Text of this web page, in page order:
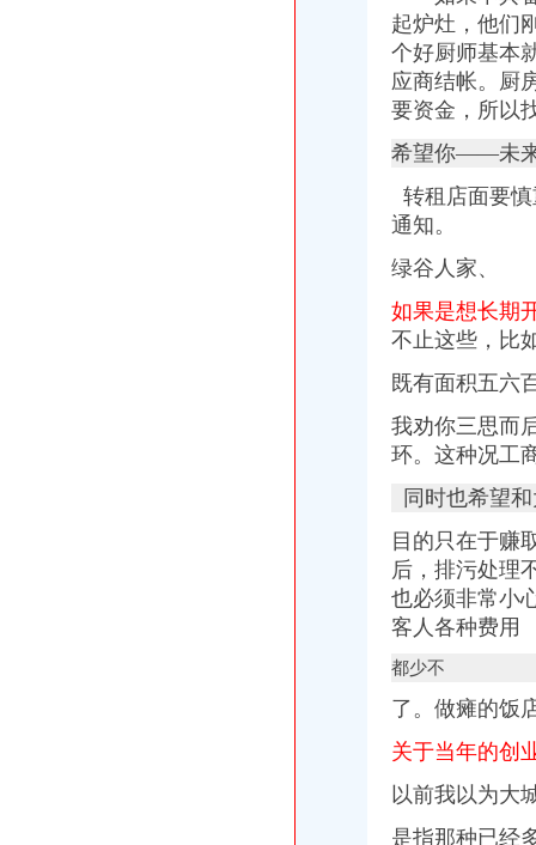
【上海奉城税务登记|税务登记证办理|代理税务登记】-上海赶集网
【58同城】重庆九龙坡巴国城工商注册_公司注册代理_代办注册公司价
【宁波轻坊城税务登记|税务登记证办理|代理税务登记】-宁波赶集网
如何办理税务登记证和营业执照,很详细的那种,地址是江苏省泰州
北京发出张“多证合一、一照一码”营业执照未来将17部门39证合
【淄博陶瓷科技城税务登记|税务登记证办理|代理税务登记】-淄博赶集网
【常州大学城税务登记|税务登记证办理|代理税务登记】-常州赶集网
【上海中远两湾城税务登记|税务登记证办理|代理税务登记】-上海赶集网
起炉灶，他们
个好厨师基本
应商结帐。厨
要资金，所以
希望你——未
转租店面要
通知。
绿谷人家、
如果是想长期
不止这些，比
既有面积五六
我劝你三思而
环。这种况工
同时也希望
目的只在于赚
后，排污处理
也必须非常小
客人各种费用
都少不
了。做瘫的饭
关于当年的创
以前我以为大
是指那种已经